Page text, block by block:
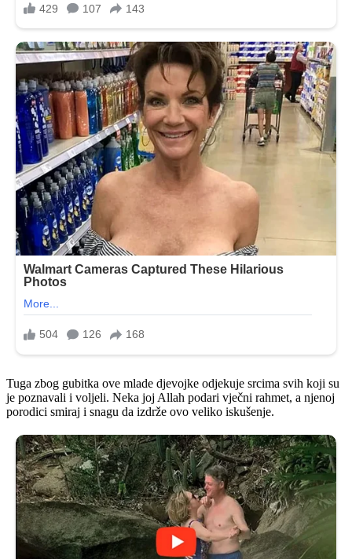
Tuga zbog gubitka ove mlade djevojke odjekuje srcima svih koji su
je poznavali i voljeli. Neka joj Allah podari vječni rahmet, a njenoj
porodici smiraj i snagu da izdrže ovo veliko iskušenje.